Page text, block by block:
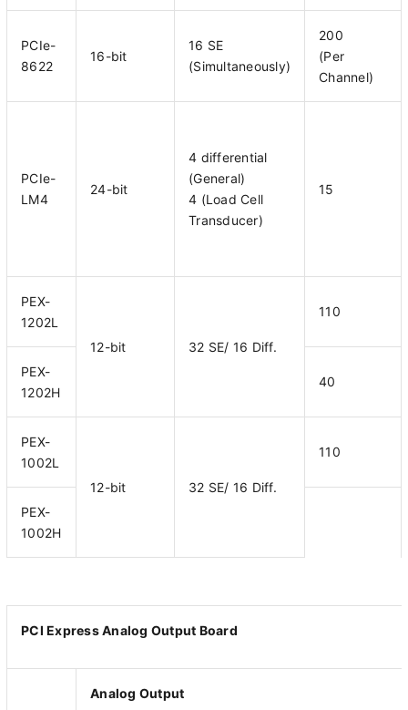
PCIe-
8622
16-bit
16 SE
(Simultaneously)
200
(Per
Channel)
PCIe-
LM4
24-bit
4 differential
(General)
4 (Load Cell
Transducer)
15
PEX-
1202L
12-bit
32 SE/ 16 Diff.
110
PEX-
1202H
40
PEX-
1002L
12-bit
32 SE/ 16 Diff.
110
PEX-
1002H
PCI Express Analog Output Board
Analog Output